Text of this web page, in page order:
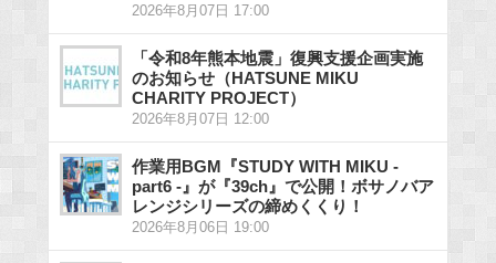
2026年8月07日 17:00
「令和8年熊本地震」復興支援企画実施
のお知らせ（HATSUNE MIKU
CHARITY PROJECT）
2026年8月07日 12:00
作業用BGM『STUDY WITH MIKU -
part6 -』が『39ch』で公開！ボサノバア
レンジシリーズの締めくくり！
2026年8月06日 19:00